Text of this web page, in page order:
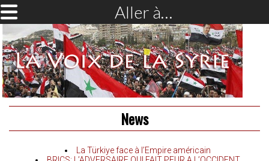
Aller à…
News
La Türkiye face à l’Empire américain